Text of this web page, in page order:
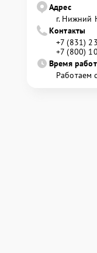
Адрес
г. Нижний
Контакты
+7 (831)
+7 (800)
Время
Работаем